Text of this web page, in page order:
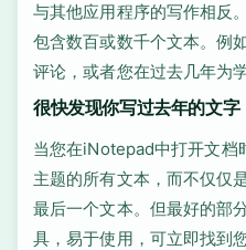
与其他应用程序的写作相反
包含数百或数千个文本。例
评论，或者您在过去几年为
很快发现你写过去年的文字
当您在iNotepad中打开文档
主题的所有文本，而不仅仅
最后一个文本。但最好的部
具，易于使用，可立即找到